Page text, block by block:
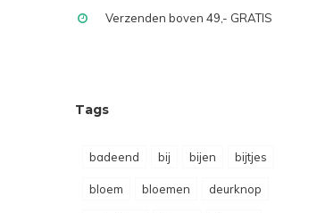
Verzenden boven 49,- GRATIS
Tags
badeend bij bijen bijtjes
bloem bloemen deurknop